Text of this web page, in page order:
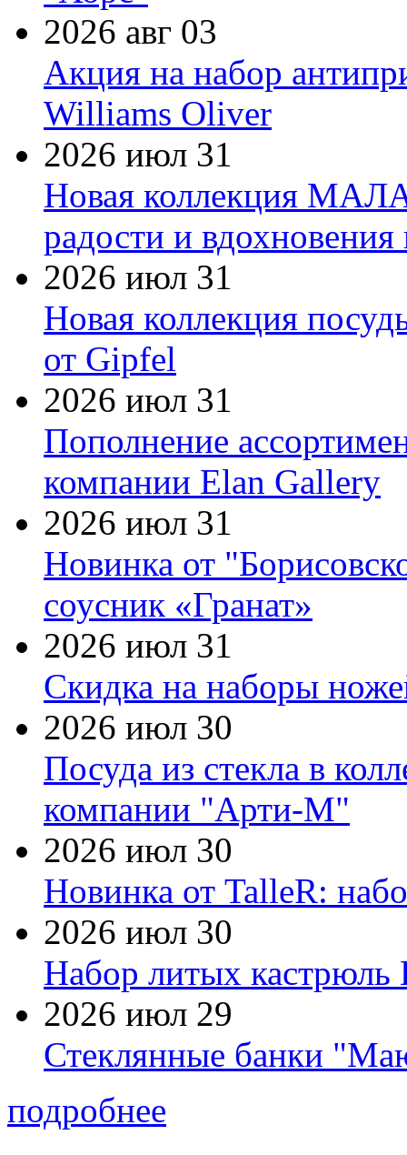
2026 авг 03
Акция на набор
Williams Oliver
2026 июл 31
Новая коллекция
радости и
2026 июл 31
Новая коллекция
от Gipfel
2026 июл 31
Пополнение
компании Elan Gallery
2026 июл 31
Новинка от
соусник «Гранат»
2026 июл 31
Скидка на наборы
2026 июл 30
Посуда из стекла в
компании "Арти-М"
2026 июл 30
Новинка от TalleR:
2026 июл 30
Набор литых кастрюль
2026 июл 29
Стеклянные банки
подробнее